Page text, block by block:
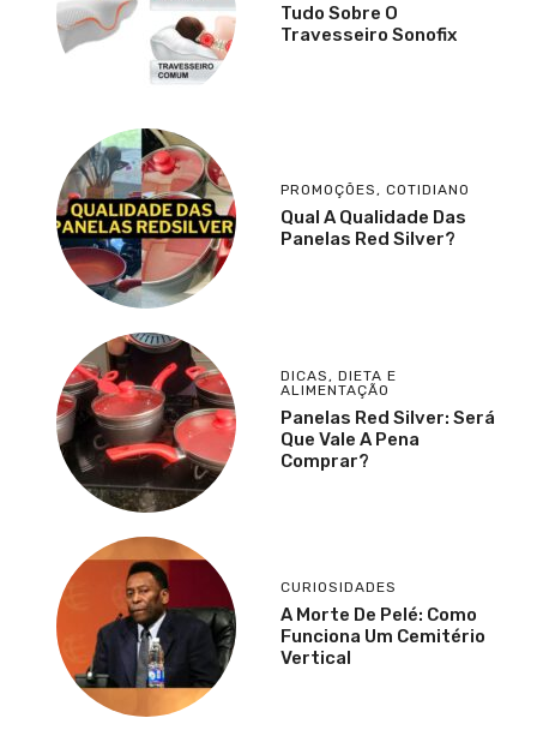
Tudo Sobre O
Travesseiro Sonofix
PROMOÇÕES , COTIDIANO
Qual A Qualidade Das
Panelas Red Silver?
DICAS , DIETA E
ALIMENTAÇÃO
Panelas Red Silver: Será
Que Vale A Pena
Comprar?
CURIOSIDADES
A Morte De Pelé: Como
Funciona Um Cemitério
Vertical